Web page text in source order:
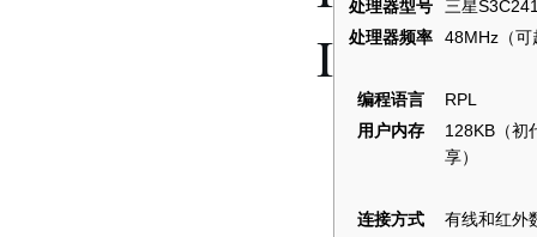
处理器型号
三星
处理器频率
48MHz（可
编程语言
RPL
用户内存
128KB（初
享）
连接方式
有线和红外
I